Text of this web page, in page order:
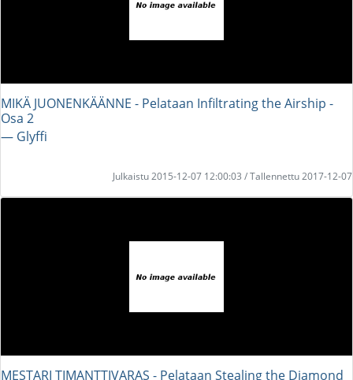
MIKÄ JUONENKÄÄNNE - Pelataan Infiltrating the Airship -
Osa 2
― Glyffi
Julkaistu 2015-12-07 12:00:03 / Tallennettu 2017-12-07
MESTARI TIMANTTIVARAS - Pelataan Stealing the Diamond